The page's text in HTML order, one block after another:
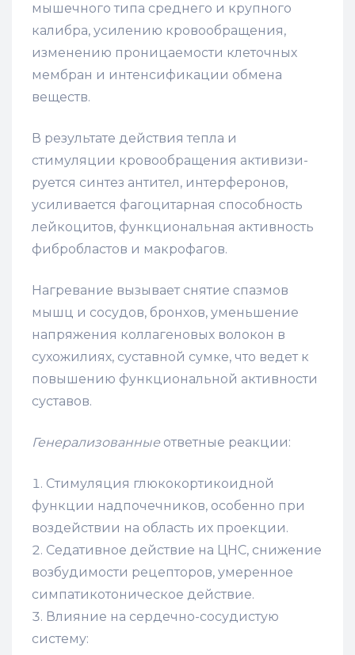
мышечного типа среднего и крупного
калибра, усилению кровообращения,
изменению проницаемости клеточных
мембран и интенсификации обмена
веществ.
В результате действия тепла и
стимуляции кровообращения активизи­
руется синтез антител, интерферонов,
усиливается фагоцитарная способность
лейкоцитов, функциональная активность
фибробластов и макрофагов.
Нагревание вызывает снятие спазмов
мышц и сосудов, бронхов, уменьшение
напряжения коллагеновых волокон в
сухожилиях, суставной сумке, что ведет к
повышению функциональной активности
суставов.
Генерализованные ответные реакции:
Стимуляция глюкокортикоидной
функции надпочечников, особенно при
воздействии на область их проекции.
Седативное действие на ЦНС, снижение
возбудимости рецепторов, умеренное
симпатикотоническое действие.
Влияние на сердечно-сосудистую
систему: